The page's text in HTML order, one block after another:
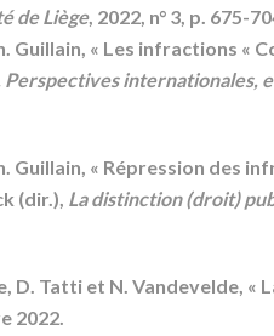
de Liège, 2022, n° 3, p. 675-
Guillain, « Les infractions «
Perspectives internationales,
Guillain, « Répression des
(dir.), La distinction (droit)
D. Tatti et N. Vandevelde, «
2022.